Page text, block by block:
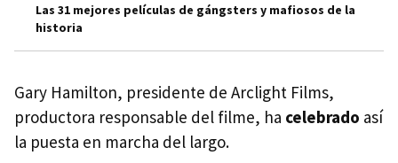
Las 31 mejores películas de gángsters y mafiosos de la
historia
Gary Hamilton, presidente de Arclight Films,
productora responsable del filme, ha celebrado así
la puesta en marcha del largo.